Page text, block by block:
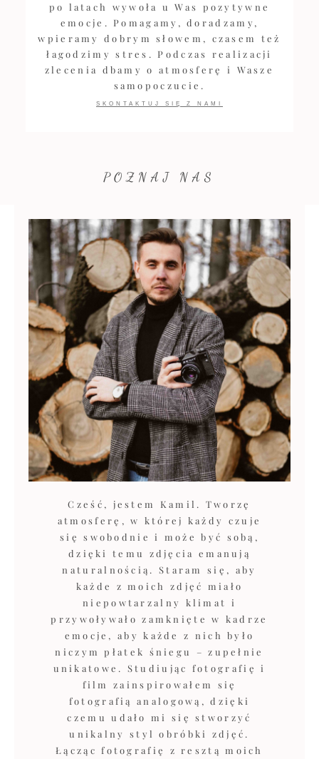
po latach wywoła u Was pozytywne
emocje. Pomagamy, doradzamy,
wpieramy dobrym słowem, czasem też
łagodzimy stres. Podczas realizacji
zlecenia dbamy o atmosferę i Wasze
samopoczucie.
SKONTAKTUJ SIĘ Z NAMI
POZNAJ NAS
Cześć, jestem Kamil. Tworzę
atmosferę, w której każdy czuje
się swobodnie i może być sobą,
dzięki temu zdjęcia emanują
naturalnością. Staram się, aby
każde z moich zdjęć miało
niepowtarzalny klimat i
przywoływało zamknięte w kadrze
emocje, aby każde z nich było
niczym płatek śniegu – zupełnie
unikatowe. Studiując fotografię i
film zainspirowałem się
fotografią analogową, dzięki
czemu udało mi się stworzyć
unikalny styl obróbki zdjęć.
Łącząc fotografię z resztą moich